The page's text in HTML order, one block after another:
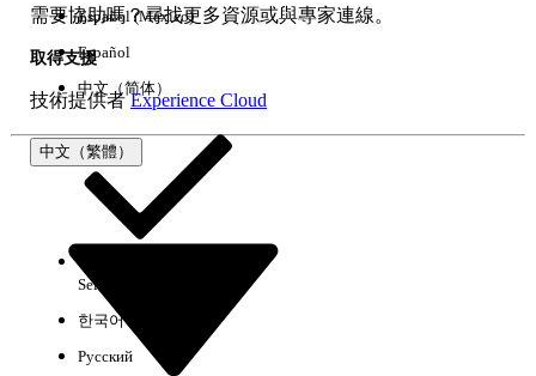
需要協助嗎？尋找更多資源或與專家連線。
取得支援
技術提供者Experience Cloud
中文（繁體）
Español (México)
Español
中文（简体）
Select Org
한국어
Русский